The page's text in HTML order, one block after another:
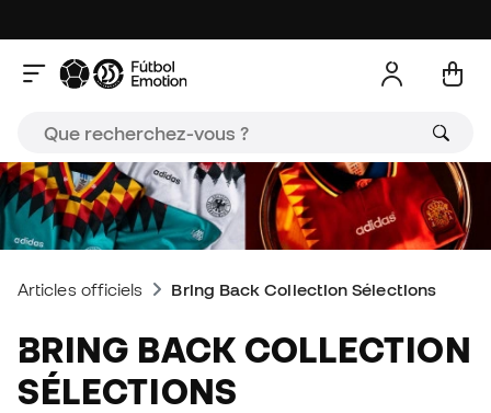
Articles officiels Bring Back Collection Sélections
BRING BACK COLLECTION
SÉLECTIONS